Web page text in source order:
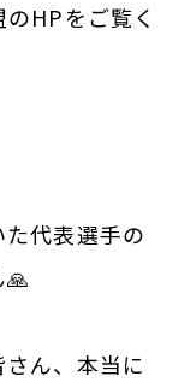
HPをご覧く
代表選手の
ん、本当に